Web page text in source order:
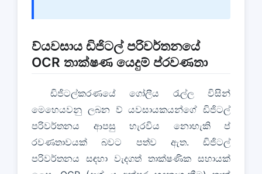
ව්යවසාය ඩිජිටල් පරිවර්තනයේ
OCR තාක්ෂණ යෙදුම් ප්රවණතා
ඩිජිටල්කරණයේ ගෝලීය රැල්ල විසින්
මෙහෙයවනු ලබන ව් යවසායකයන්ගේ ඩිජිටල්
පරිවර්තනය ආපසු හැරවිය නොහැකි ප්
රවණතාවයක් බවට පත්ව ඇත. ඩිජිටල්
පරිවර්තනය සඳහා වැදගත් තාක්ෂණික සහායක්